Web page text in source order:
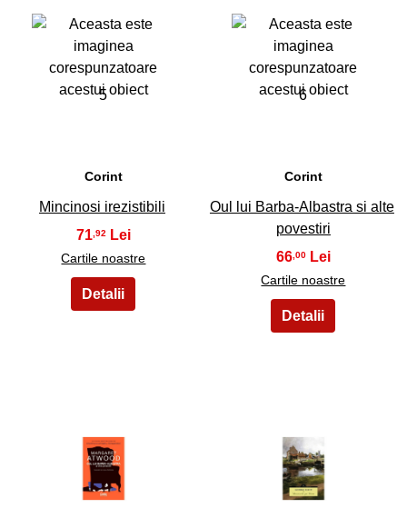
5
Corint
Mincinosi irezistibili
71 ,92
Cartile noastre
6
Corint
Oul lui Barba-Albastra si alte
povestiri
66,00
Cartile noastre
8